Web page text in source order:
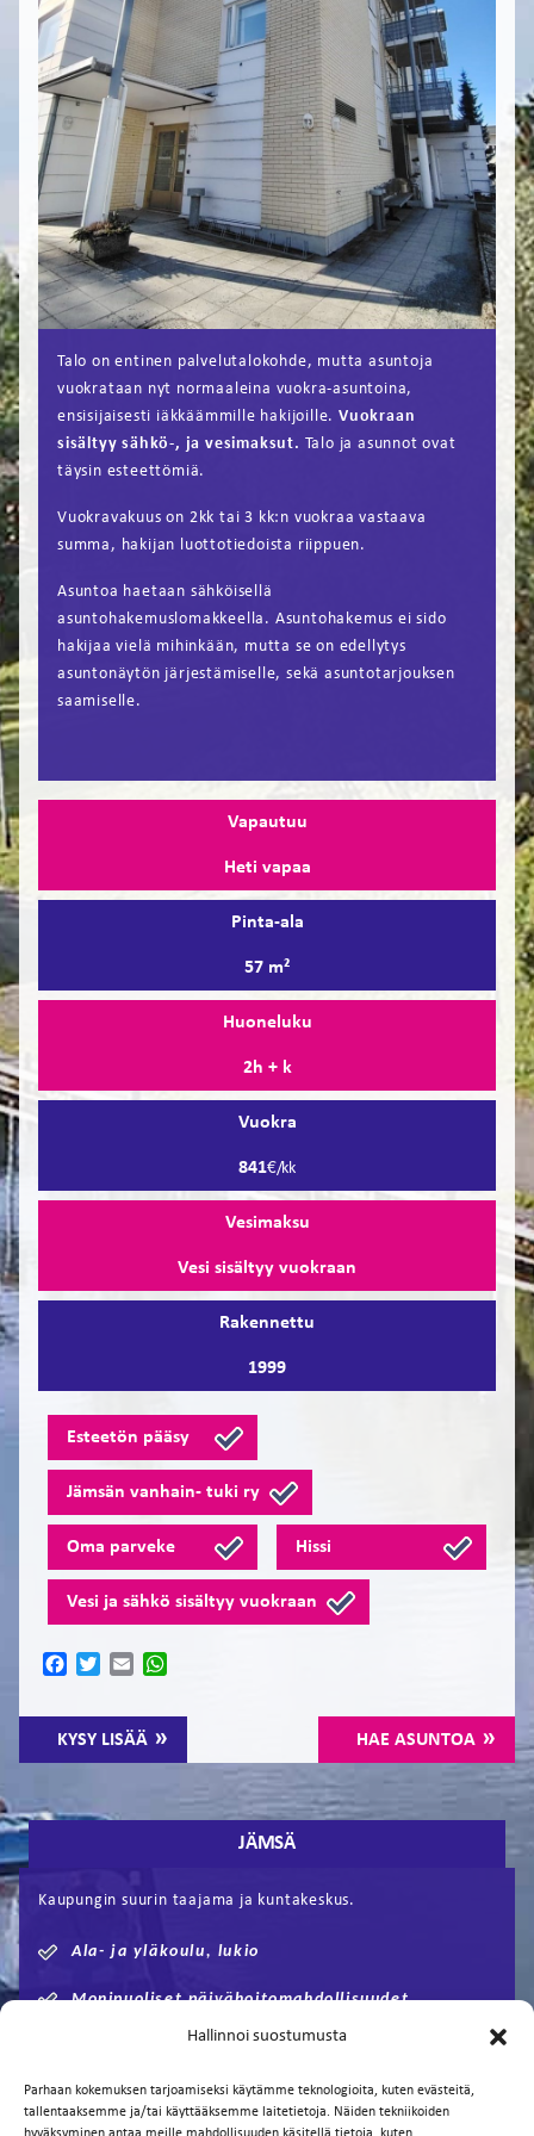
Hallinnoi suostumusta
Parhaan kokemuksen tarjoamiseksi käytämme teknologioita, kuten evästeitä,
tallentaaksemme ja/tai käyttääksemme laitetietoja. Näiden tekniikoiden
EN
Talo on entinen palvelutalokohde, mutta asuntoja
vuokrataan nyt normaaleina vuokra-asuntoina,
ensisijaisesti iäkkäämmille hakijoille.Vuokraan
sisältyy sähkö-, ja vesimaksut. Talo ja asunnot ovat
täysin esteettömiä.
Vuokravakuus on 2kk tai 3 kk:n vuokraa vastaava
summa, hakijan luottotiedoista riippuen.
Asuntoa haetaan sähköisellä
asuntohakemuslomakkeella. Asuntohakemus ei sido
hakijaa vielä mihinkään, mutta se on edellytys
asuntonäytön järjestämiselle, sekä asuntotarjouksen
saamiselle.
Vapautuu
Heti vapaa
Pinta-ala
57 m²
Huoneluku
2h + k
Vuokra
841€/kk
Vesimaksu
Vesi sisältyy vuokraan
Rakennettu
1999
Esteetön pääsy
Jämsän vanhain- ­­tuki ry
Oma parveke Hissi
Vesi ja sähkö sisältyy vuokraan
KYSY LISÄÄ HAE ASUNTOA
FacebookTwitterEmail
JÄMSÄ
Kaupungin suurin taajama ja kuntakeskus.
Ala- ja yläkoulu, lukio
Monipuoliset päivähoitomahdollisuudet
Tampereelle n. 100km